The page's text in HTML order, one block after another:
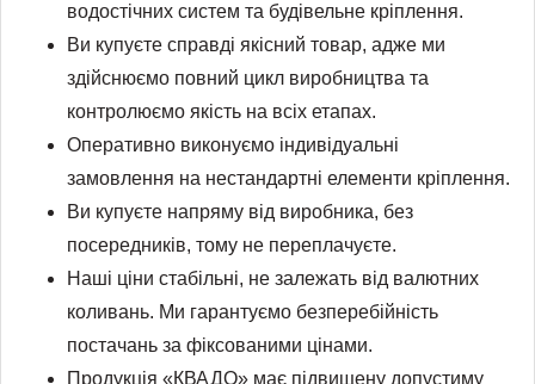
водостічних систем та будівельне кріплення.
Ви купуєте справді якісний товар, адже ми
здійснюємо повний цикл виробництва та
контролюємо якість на всіх етапах.
Оперативно виконуємо індивідуальні
замовлення на нестандартні елементи кріплення.
Ви купуєте напряму від виробника, без
посередників, тому не переплачуєте.
Наші ціни стабільні, не залежать від валютних
коливань. Ми гарантуємо безперебійність
постачань за фіксованими цінами.
Продукція «КВАДО» має підвищену допустиму